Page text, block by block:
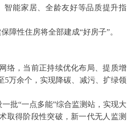
智能家居、全龄友好等品质提升指
障性住房将全部建成“好房子”。
络，当前正持续优化布局、提质增
5万余个，实现降碳、减污、扩绿领
一批“一点多能”综合监测站，实现大
取得阶段性突破，新一代无人监测